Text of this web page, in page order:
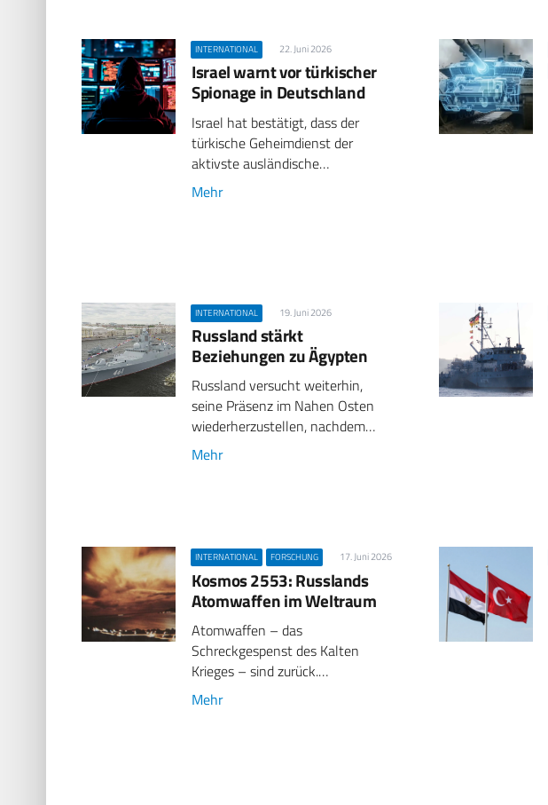
INTERNATIONAL 22. Juni 2026
Israel warnt vor türkischer
Spionage in Deutschland
Israel hat bestätigt, dass der
türkische Geheimdienst der
aktivste ausländische…
Mehr
INTERNATIONAL 19. Juni 2026
Russland stärkt
Beziehungen zu Ägypten
Russland versucht weiterhin,
seine Präsenz im Nahen Osten
wiederherzustellen, nachdem…
Mehr
INTERNATIONAL FORSCHUNG 17. Juni 2026
Kosmos 2553: Russlands
Atomwaffen im Weltraum
Atomwaffen – das
Schreckgespenst des Kalten
Krieges – sind zurück.…
Mehr